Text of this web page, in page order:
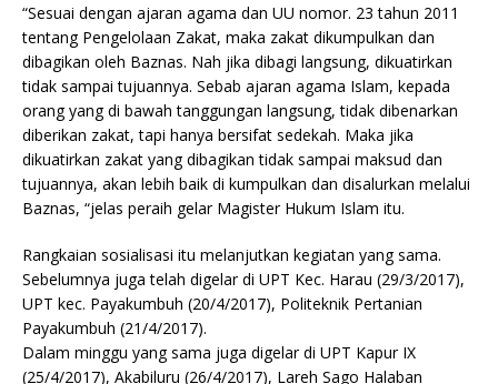
“Sesuai dengan ajaran agama dan UU nomor. 23 tahun 2011
tentang Pengelolaan Zakat, maka zakat dikumpulkan dan
dibagikan oleh Baznas. Nah jika dibagi langsung, dikuatirkan
tidak sampai tujuannya. Sebab ajaran agama Islam, kepada
orang yang di bawah tanggungan langsung, tidak dibenarkan
diberikan zakat, tapi hanya bersifat sedekah. Maka jika
dikuatirkan zakat yang dibagikan tidak sampai maksud dan
tujuannya, akan lebih baik di kumpulkan dan disalurkan melalui
Baznas, “jelas peraih gelar Magister Hukum Islam itu.
Rangkaian sosialisasi itu melanjutkan kegiatan yang sama.
Sebelumnya juga telah digelar di UPT Kec. Harau (29/3/2017),
UPT kec. Payakumbuh (20/4/2017), Politeknik Pertanian
Payakumbuh (21/4/2017).
Dalam minggu yang sama juga digelar di UPT Kapur IX
(25/4/2017), Akabiluru (26/4/2017), Lareh Sago Halaban